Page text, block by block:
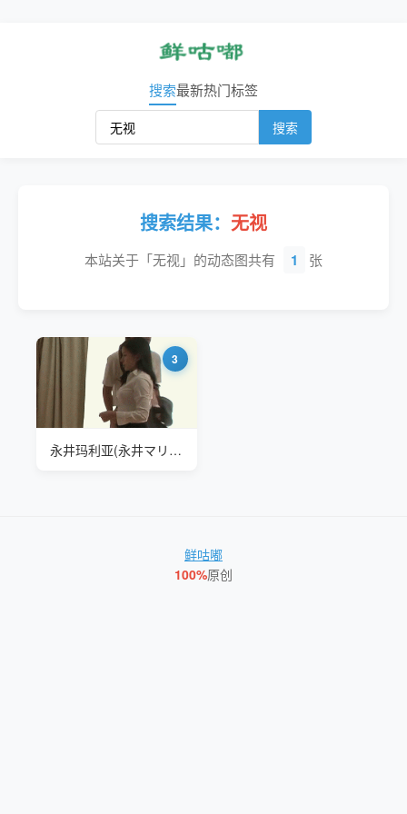
搜索最新热门标签
搜索
搜索结果： 无视
本站关于「无视」的动态图共有 1 张
3
永井玛利亚(永井マリア, Maria Nagai) 这么好的老婆都看不上
鲜咕嘟
100%原创